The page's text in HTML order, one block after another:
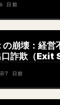
6 日前
崩壊：経営
詐欺（Exit
7 日前